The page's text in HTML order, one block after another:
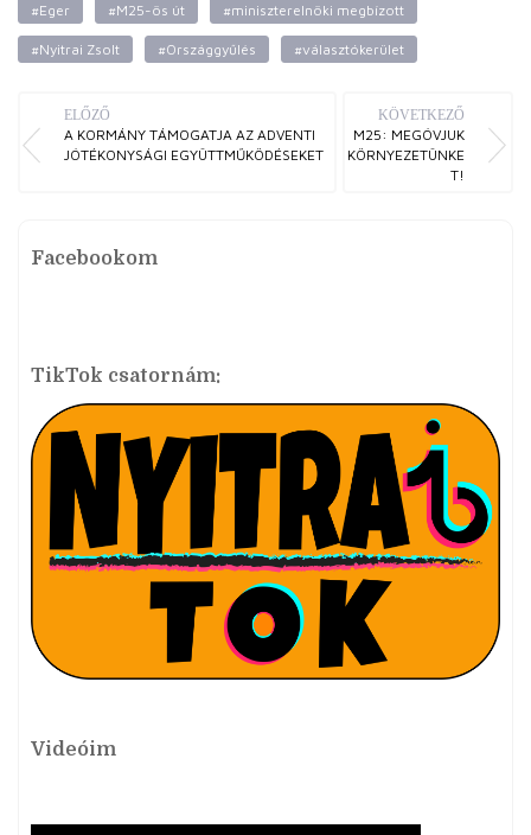
#Eger #M25-ös út #miniszterelnöki megbízott
#Nyitrai Zsolt #Országgyűlés #választókerület
ELŐZŐ
A KORMÁNY TÁMOGATJA AZ ADVENTI
JÓTÉKONYSÁGI EGYÜTTMŰKÖDÉSEKET
KÖVETKEZŐ
M25: MEGÓVJUK
KÖRNYEZETÜNKE
T!
Facebookom
TikTok csatornám:
Videóim